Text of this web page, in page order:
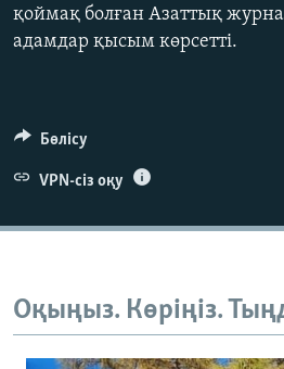
қоймақ болған Азаттық
адамдар қысым көрсетті.
Бөлісу
VPN-сіз оқу
Оқыңыз. Көріңіз.